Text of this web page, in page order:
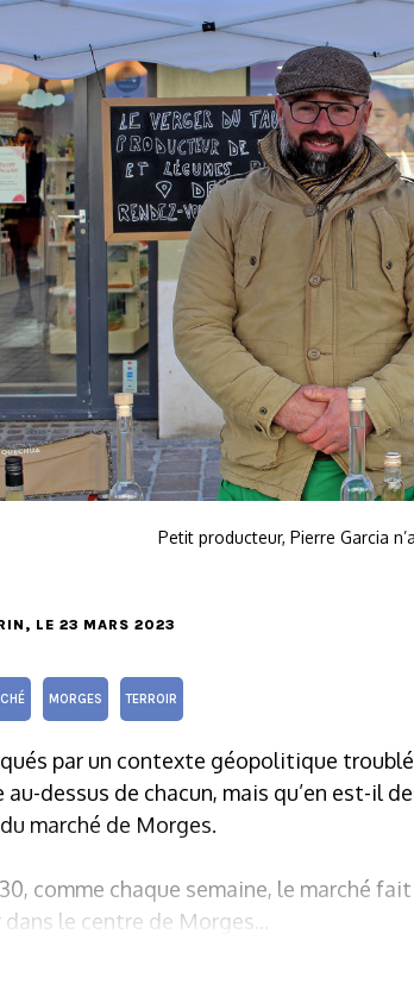
Petit producteur, Pierre Garcia
, LE 23 MARS 2023
MORGES TERROIR
par un contexte géopolitique
dessus de chacun, mais qu’en est-il
marché de Morges.
comme chaque semaine, le marché
le centre de Morges...